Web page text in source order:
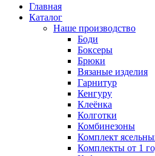
Главная
Каталог
Наше производство
Боди
Боксеры
Брюки
Вязаные изделия
Гарнитур
Кенгуру
Клеёнка
Колготки
Комбинезоны
Комплект
Комплекты от 1